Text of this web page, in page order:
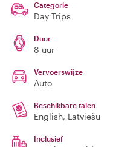
Categorie
Day Trips
Duur
8 uur
Vervoerswijze
Auto
Beschikbare talen
English, Latviešu
Inclusief